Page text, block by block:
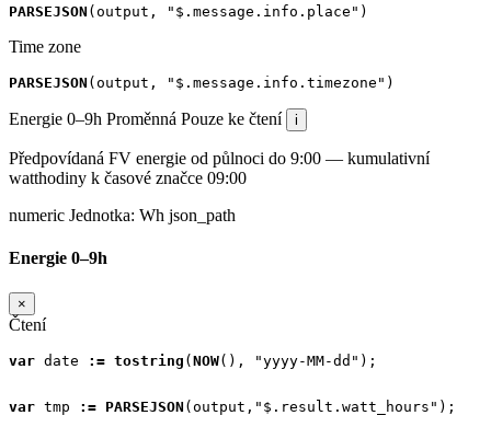
PARSEJSON ( output , "$.message.info.place" )
Time zone
PARSEJSON ( output , "$.message.info.timezone" )
Energie 0–9h Proměnná Pouze ke čtení i
Předpovídaná FV energie od půlnoci do 9:00 — kumulativní
watthodiny k časové značce 09:00
numeric Jednotka: Wh json_path
Energie 0–9h
×
Čtení
var date := tostring (NOW(), "yyyy-MM-dd" );
var tmp := PARSEJSON (output , "$.result.watt_hours" );